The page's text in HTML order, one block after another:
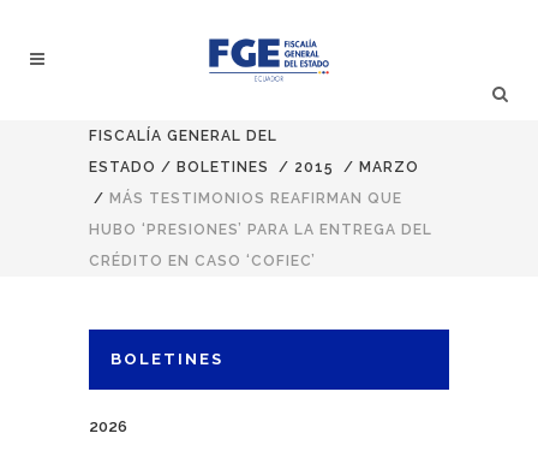
FISCALÍA GENERAL DEL
ESTADO / BOLETINES / 2015 / MARZO
/ MÁS TESTIMONIOS REAFIRMAN QUE
HUBO ‘PRESIONES’ PARA LA ENTREGA DEL
CRÉDITO EN CASO ‘COFIEC’
BOLETINES
2026